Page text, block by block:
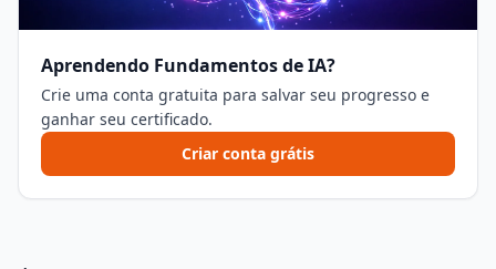
Aprendendo Fundamentos de IA?
Crie uma conta gratuita para salvar seu progresso e
ganhar seu certificado.
Criar conta grátis